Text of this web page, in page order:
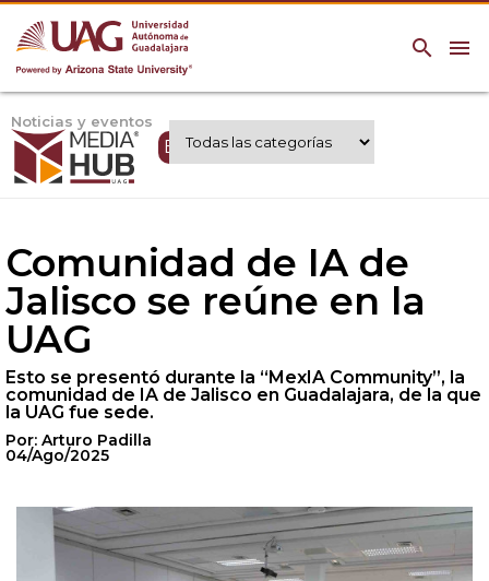
menu
search
Noticias y eventos
Expertos UAG
Comunidad de IA de
Jalisco se reúne en la
UAG
Esto se presentó durante la “MexIA Community”, la
comunidad de IA de Jalisco en Guadalajara, de la que
la UAG fue sede.
Por: Arturo Padilla
04/Ago/2025